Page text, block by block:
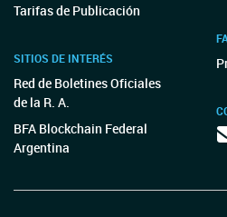
Tarifas de Publicación
SITIOS DE INTERÉS
Red de Boletines Oficiales
de la R. A.
BFA Blockchain Federal
Argentina